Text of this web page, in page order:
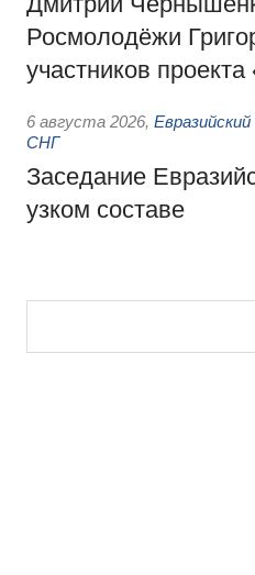
Росмолодёжи
участников
6 августа 2026,
СНГ
Заседание
узком составе